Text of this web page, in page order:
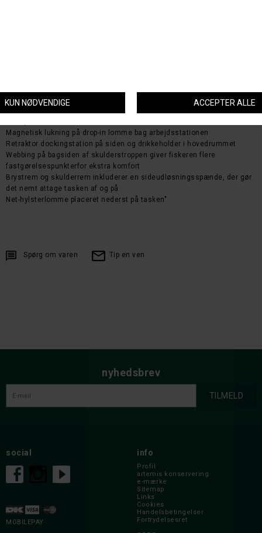
Ambidekstrøs design giver en komfortabel bærerløsning til alle fiskere
Magnetisk lukning på drop-in lomme bag arbejdsstationen
Retraktor dockingstation på siden og drikkeholder i hovedrummet
Webbing på bagsiden af skulderstroppen giver fiskeren flere
fastgørelsespunkterfor ekstra komfort
Brystrem og skulderrem inkluderer en sideudløsningsspænde, der gør
det nemt attage tasken af og på
Net-hylsterlomme placeret nederst på tasken"
Spørg om varen Tip en ven
nyhedsbrev
social
MOBILEPAY
info
Profil
artemis konservering
e-mærke
Sitemap
Links
Cookies
Handelsbetingelser
Fortrydelsesret